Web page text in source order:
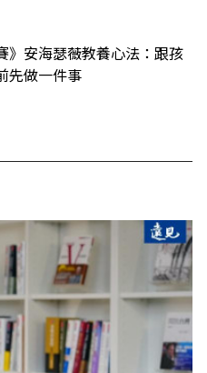
》安海瑟薇教養心法：跟孩
先做一件事